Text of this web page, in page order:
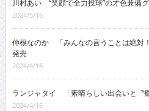
川村あい “笑顔で全力投球”の才色兼備
2024/5/16
仲根なのか 「みんなの言うことは絶対
発売
2024/4/16
ランジャタイ 「素晴らしい出会いと〝
2024/4/16